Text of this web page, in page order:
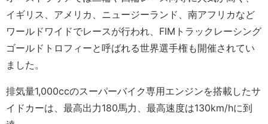
イギリス、アメリカ、ニュージーランド、南アフリカなど
ワールドワイドでレースが行われ、FIMトラックレーシング
ゴールドトロフィーと呼ばれる世界選手権も開催されてい
ました。
排気量1,000ccのスーパーバイク専用エンジンを搭載したサ
イドカーは、最高出力180馬力、最高速度は130km/hに到